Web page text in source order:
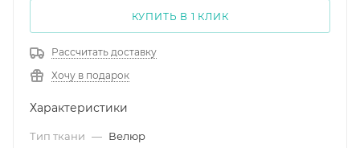
КУПИТЬ В 1 КЛИК
Рассчитать доставку
Хочу в подарок
Характеристики
Тип ткани — Велюр